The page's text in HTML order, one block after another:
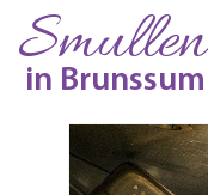
Smullen
in Brunssum